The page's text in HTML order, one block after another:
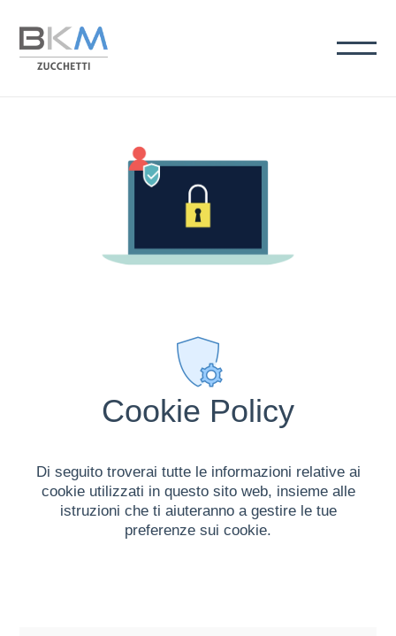
Cookie Policy
Di seguito troverai tutte le informazioni relative ai
cookie utilizzati in questo sito web, insieme alle
istruzioni che ti aiuteranno a gestire le tue
preferenze sui cookie.